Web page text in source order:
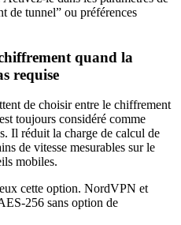
de tunnel” ou préférences
quand la
requise
de choisir entre le chiffrement
toujours considéré comme
Il réduit la charge de calcul de
de vitesse mesurables sur le
mobiles.
cette option. NordVPN et
256 sans option de